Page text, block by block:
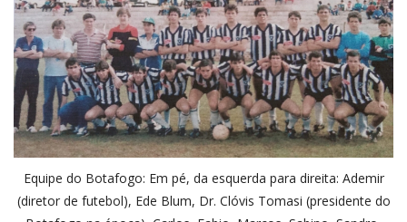
Equipe do Botafogo: Em pé, da esquerda para direita: Ademir
(diretor de futebol), Ede Blum, Dr. Clóvis Tomasi (presidente do